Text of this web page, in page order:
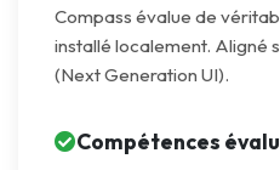
Compass évalue de
installé localement.
(Next Generation UI).
Compétences